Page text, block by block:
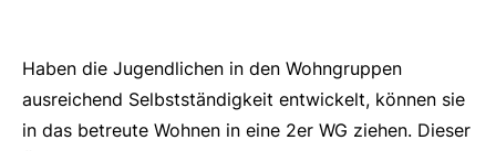
Haben die Jugendlichen in den Wohngruppen
ausreichend Selbstständigkeit entwickelt, können sie
in das betreute Wohnen in eine 2er WG ziehen. Dieser